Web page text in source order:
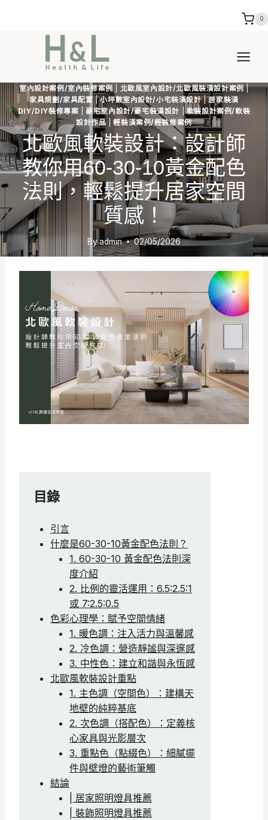
0
室內設計案例/室內裝修案例 北歐風室內設計/北歐風裝潢設計案例|
家具規劃/家具配置|小坪數室內設計/小宅裝潢設計|居家裝潢
DIY/DIY裝修專案 |豪宅室內設計/豪宅裝潢設計
軟裝設計案例/軟裝
設計作品 |輕裝潢案例/輕裝修案例
北歐風軟裝設計：設計師
教你用60-30-10黃金配色
法則，輕鬆提升居家空間
質感！
By admin 02/05/2026
目錄
引言
什麼是60-30-10黃金配色法則？
1. 60-30-10 黃金配色法則深
度介紹
2. 比例的靈活運用：6.5:2.5:1
或 7:2.5:0.5
色彩心理學：賦予空間情緒
1. 暖色調：注入活力與溫馨感
2. 冷色調：營造靜謐與深邃感
3. 中性色：建立和諧與永恆感
北歐風軟裝設計重點
1. 主色調（空間色）：建構天
地壁的純粹基底
2. 次色調（搭配色）：定義核
心家具與光影層次
3. 重點色（點綴色）：細膩擺
件與壁燈的藝術筆觸
結論
| 居家照明燈具推薦
| 裝飾照明燈具推薦